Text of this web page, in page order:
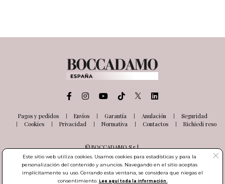
Pagos y pedidos Envíos Garantía Anulación
Seguridad
Cookies
Privacidad Normativa Contactos Richiedi reso
© BOCCADAMO S.r.l.
Via delle Industrie, 26
03100 Frosinone (FR) Italia
Número de IVA IT01985000601
Este sitio web utiliza cookies. Usamos cookies para estadísticas y para la
personalización del contenido y anuncios. Navegando en el sitio aceptas
implícitamente su uso. Cerrando esta ventana, se considera que niegas el
consentimiento. Lee aquí toda la información.